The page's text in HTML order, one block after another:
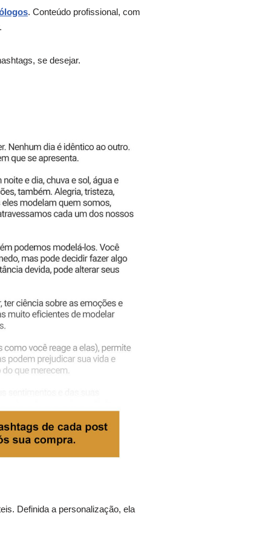
. Conteúdo profissional, com
se desejar.
Definida a personalização, ela